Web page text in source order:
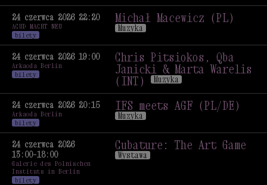
Muzyka
24 czerwca 2026 22:20
ACUD MACHT NEU
bilety
Michał Macewicz (PL)
Muzyka
Michał Macewicz (PL)
Muzyka
24 czerwca 2026 19:00
Arkaoda Berlin
bilety
Chris Pitsiokos, Qba
Janicki & Marta Warelis
(INT) Muzyka
Chris Pitsiokos, Qba
Janicki & Marta Warelis
(INT)
24 czerwca 2026 20:15
Arkaoda Berlin
bilety
IFS meets AGF (PL/DE)
Muzyka
IFS meets AGF (PL/DE)
Muzyka
24 czerwca 2026
13:00–18:00
Galerie des Polnischen
Instituts in Berlin
bilety
Cubature: The Art Game
Wystawa